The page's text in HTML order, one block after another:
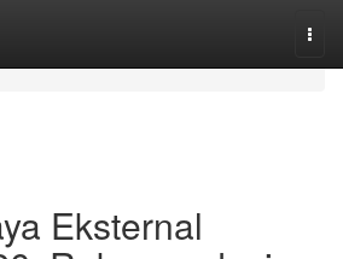
Eksternal